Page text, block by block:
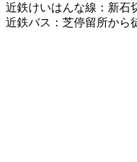
近鉄けいはんな線：新石
近鉄バス：芝停留所から